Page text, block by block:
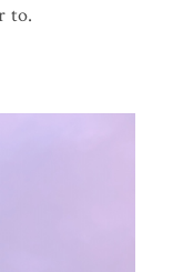
to.